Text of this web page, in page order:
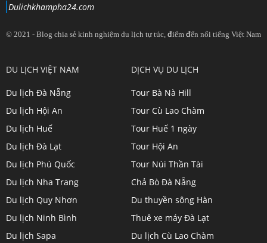
Dulichkhampha24.com
© 2021 - Blog chia sẻ kinh nghiệm du lịch tự túc, điểm đến nổi tiếng Việt Nam
profile
on
Twitter
profile
on
LinkedIn
profile
on
YouTube
profile
on
Google+
DU LỊCH VIỆT NAM
Du lịch Đà Nẵng
Du lịch Hội An
Du lịch Huế
Du lịch Đà Lạt
Du lịch Phú Quốc
Du lịch Nha Trang
Du lịch Quy Nhơn
Du lịch Ninh Bình
Du lịch Sapa
DỊCH VỤ DU LỊCH
Tour Bà Nà Hill
Tour Cù Lao Chàm
Tour Huế 1 ngày
Tour Hội An
Tour Núi Thần Tài
Chả Bò Đà Nẵng
Du thuyền sông Hàn
Thuê xe máy Đà Lạt
Du lịch Cù Lao Chàm